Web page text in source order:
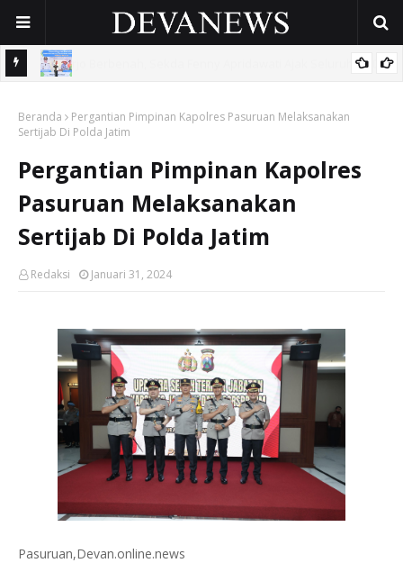
42.210 Pekerja Rentan Lewat BPJS Ketenagakerjaan
Beranda
Pergantian Pimpinan Kapolres Pasuruan Melaksanakan
Sertijab Di Polda Jatim
Pergantian Pimpinan Kapolres
Pasuruan Melaksanakan
Sertijab Di Polda Jatim
Redaksi Januari 31, 2024
Pasuruan,Devan.online.news